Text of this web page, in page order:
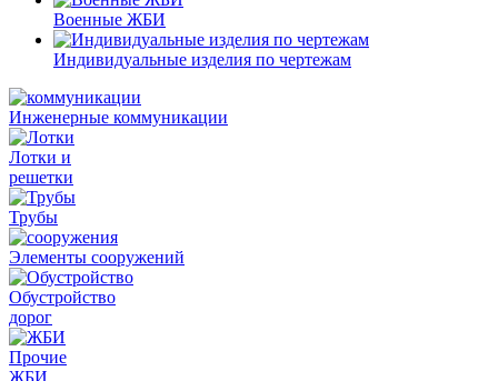
Военные ЖБИ
Индивидуальные изделия по чертежам
Инженерные коммуникации
Лотки и
решетки
Трубы
Элементы сооружений
Обустройство
дорог
Прочие